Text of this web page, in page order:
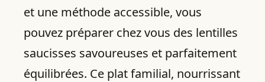
et une méthode accessible, vous
pouvez préparer chez vous des lentilles
saucisses savoureuses et parfaitement
équilibrées. Ce plat familial, nourrissant